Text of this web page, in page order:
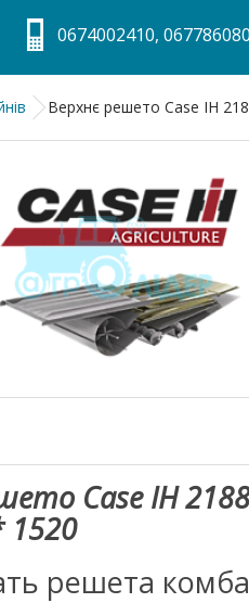
0674002410,
Верхнє решето Case IH
Case IH
1520
решета